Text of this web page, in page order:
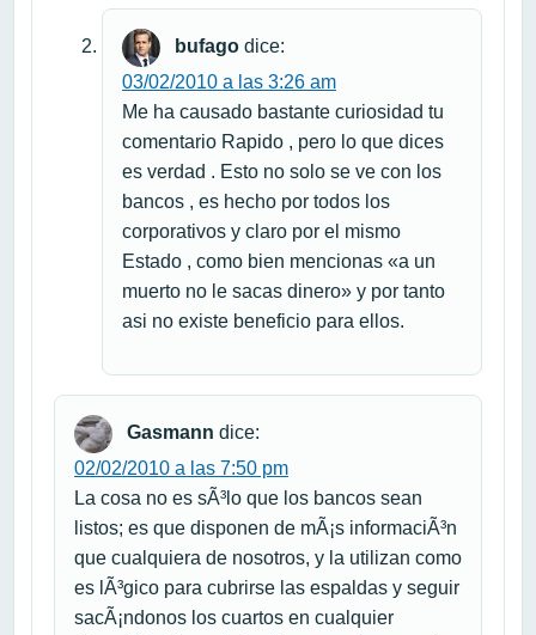
bufago dice:
03/02/2010 a las 3:26 am
Me ha causado bastante curiosidad tu
comentario Rapido , pero lo que dices
es verdad . Esto no solo se ve con los
bancos , es hecho por todos los
corporativos y claro por el mismo
Estado , como bien mencionas «a un
muerto no le sacas dinero» y por tanto
asi no existe beneficio para ellos.
Gasmann dice:
02/02/2010 a las 7:50 pm
La cosa no es sÃ³lo que los bancos sean
listos; es que disponen de mÃ¡s informaciÃ³n
que cualquiera de nosotros, y la utilizan como
es lÃ³gico para cubrirse las espaldas y seguir
sacÃ¡ndonos los cuartos en cualquier